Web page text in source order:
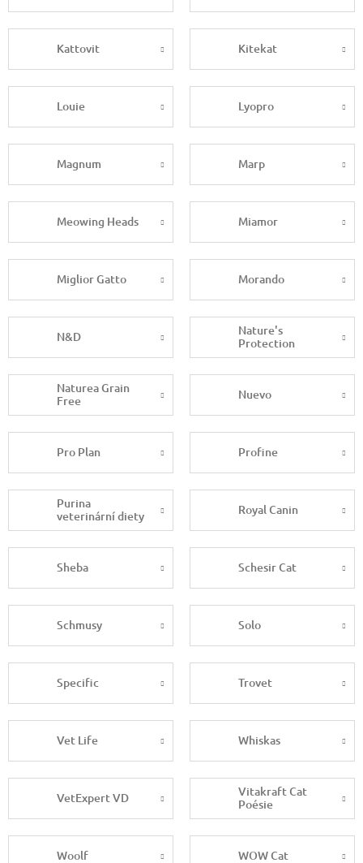
Kattovit Kitekat
Louie Lyopro
Magnum Marp
Meowing Heads Miamor
Miglior Gatto Morando
N&D
Nature's
Protection
Naturea Grain
Free
Nuevo
Pro Plan Profine
Purina
veterinární diety
Royal Canin
Sheba Schesir Cat
Schmusy Solo
Specific Trovet
Vet Life Whiskas
VetExpert VD
Vitakraft Cat
Poésie
Woolf WOW Cat